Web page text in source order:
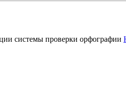
системы проверки орфографии